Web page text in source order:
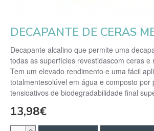
Decapante alcalino que permite uma
todas as superfícies revestidascom ceras e
Tem um elevado rendimento e uma fácil
totalmentesolúvel em água e composto por
tensioativos de biodegradabilidade final
13,98€